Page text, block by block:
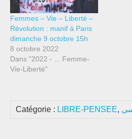
Femmes – Vie – Liberté –
Révolution : manif à Paris
dimanche 9 octobre 15h
8 octobre 2022
Dans "2022 - ... Femme-
Vie-Liberté"
Catégorie : LIBRE-PENSEE,